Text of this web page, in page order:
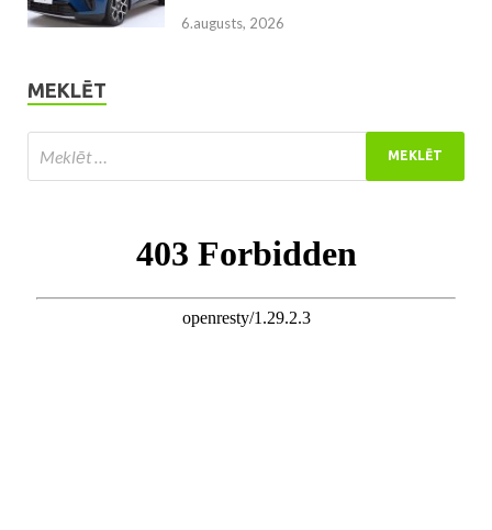
6.augusts, 2026
MEKLĒT